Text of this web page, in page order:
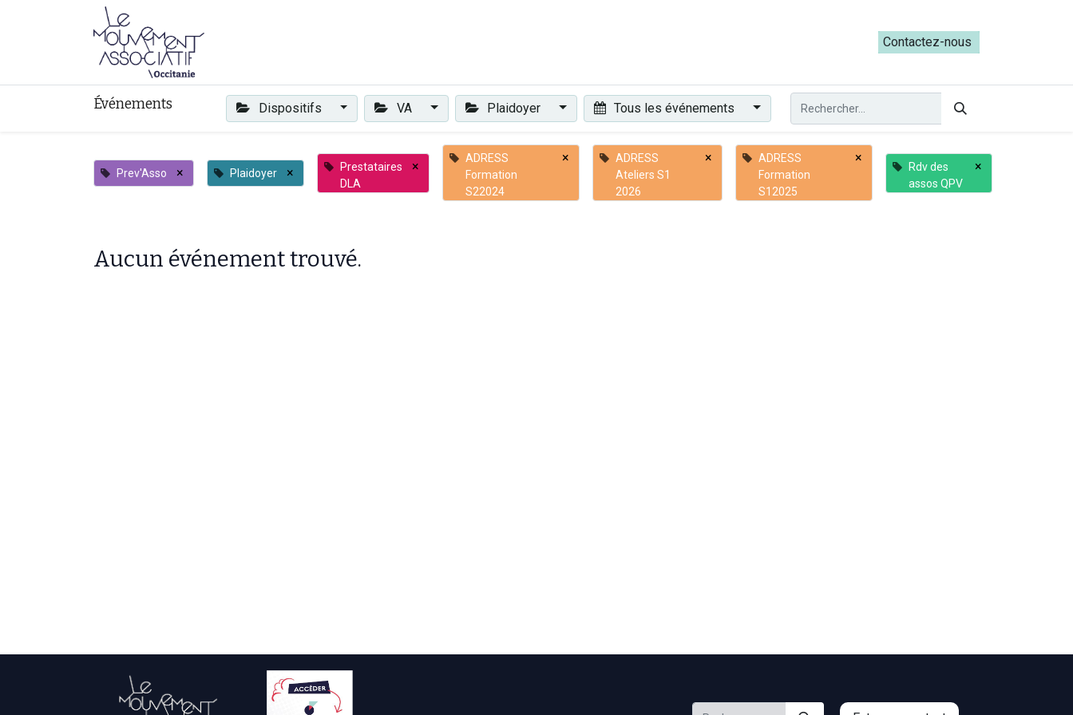
Les ateliers du Parcours ADRESS [mai-juin 2026]
Contactez-nous​​
Événements Dispositifs VA Plaidoyer Tous les événements
Prev'Asso × Plaidoyer ×
Prestataires
DLA
×
ADRESS
Formation
S22024
×
ADRESS
Ateliers S1
2026
×
ADRESS
Formation
S12025
×
Rdv des
assos QPV
×
Aucun événement trouvé.